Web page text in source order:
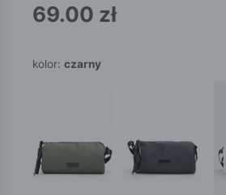
69.00 zł
kolor: czarny